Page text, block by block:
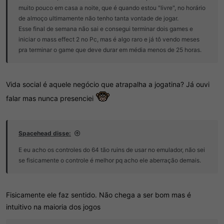
até, ter uma continuação no Saturn, se trata de um shmup do sub
gênero cute'em up, onde todos os gráficos, personagens, inimigos e
músicas são consideradas "fofas", aquelas misturas que apenas os
japoneses conseguem conceber, e além da bizarrice, temos um
jogo até que competente.
tem que prestar muita atenção pra pescar algo e eu não fiz, caguei
para a história, só sei que envolve uma chave e recuperar ela, um
mais fraco, além de poder, ter dragões menores te auxiliando ou
O jogo para mim brilha em alguns aspectos que aproveitam o poder
sozinha não é grande coisa, mas se encaixa bem ao contexto do
game) a gameplay dele é bem delicia, e é um jogo do inicio dos
muito pouco em casa a noite, que é quando estou "livre", no horário
de almoço ultimamente não tenho tanta vontade de jogar.
Esse final de semana não sai e consegui terminar dois games e
iniciar o mass effect 2 no Pc, mas é algo raro e já tô vendo meses
pra terminar o game que deve durar em média menos de 25 horas.
Vida social é aquele negócio que atrapalha a jogatina? Já ouvi
falar mas nunca presenciei
Spacehead disse:
E eu acho os controles do 64 tão ruins de usar no emulador, não sei
se fisicamente o controle é melhor pq acho ele aberração demais.
Fisicamente ele faz sentido. Não chega a ser bom mas é
intuitivo na maioria dos jogos